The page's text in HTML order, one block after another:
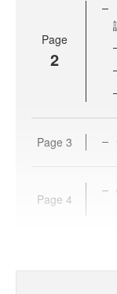
Page
2
Page 3
Page 4